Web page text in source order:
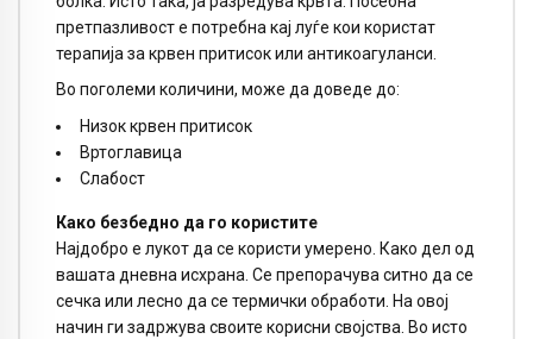
претпазливост е потребна кај луѓе кои користат
терапија за крвен притисок или антикоагуланси.
Во поголеми количини, може да доведе до:
Низок крвен притисок
Вртоглавица
Слабост
Како безбедно да го користите
Најдобро е лукот да се користи умерено. Како дел од
вашата дневна исхрана. Се препорачува ситно да се
сечка или лесно да се термички обработи. На овој
начин ги задржува своите корисни својства. Во исто